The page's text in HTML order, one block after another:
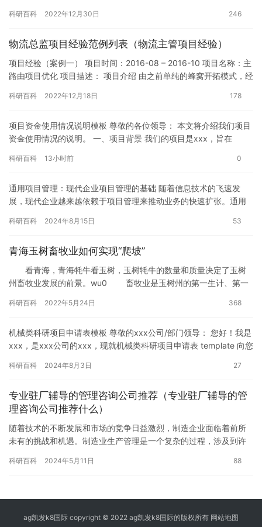
科研百科 2022年12月30日 246
物流总监项目经验范例列表（物流主管项目经验）
项目经验（案例一） 项目时间：2016-08 – 2016-10 项目名称：主
路由项目优化 项目描述： 项目介绍 由之前单纯的蜂窝开拓模式，经
科研百科 2022年12月18日 178
项目资金使用情况说明模板 尊敬的各位领导： 本文将介绍我们项目
资金使用情况的说明。 一、项目背景 我们的项目是xxx，旨在
科研百科 13小时前 0
通用项目管理：现代企业项目管理的基础 随着信息技术的飞速发
展，现代企业越来越依赖于项目管理来推动业务的快速扩张。通用
文将介…
科研百科 2024年8月15日 53
青海玉树畜牧业如何实现“爬坡”
看青海，青海牦牛看玉树，玉树牦牛的数量和质量决定了玉树
州畜牧业发展的前景。wu0 畜牧业是玉树州的第一生计、第一
科研百科 2022年5月24日 368
机械类科研项目申请表模板 尊敬的xxx公司/部门领导： 您好！我是
xxx，是xxx公司的xxx，现就机械类科研项目申请表 template 向您
科研百科 2024年8月3日 27
专业驻厂辅导的管理咨询公司推荐（专业驻厂辅导的管
理咨询公司推荐什么）
随着技术的不断发展和市场的竞争日益激烈，制造企业面临着前所
未有的挑战和机遇。制造业生产管理是一个复杂的过程，涉及到许
科研百科 2024年5月11日 88
ag凯发k8国际 copyright © 2022 ag凯发k8国际的版权所有 网站地图